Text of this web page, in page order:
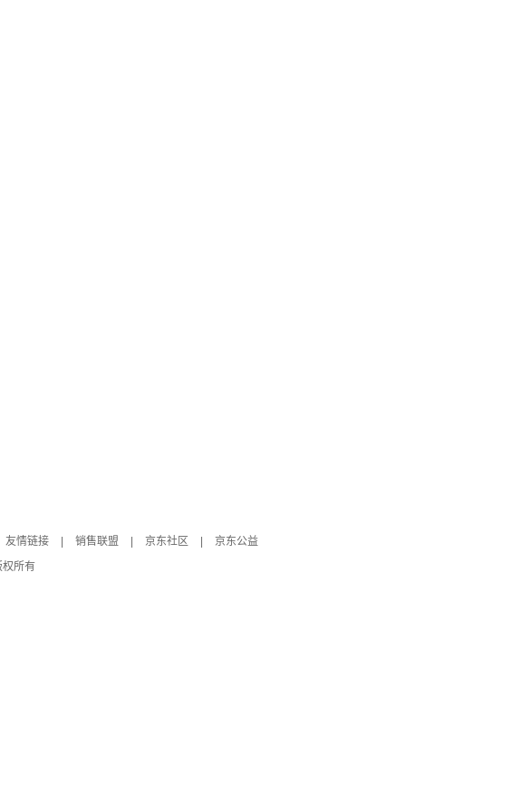
友情链接 销售联盟 京东社区
京东公益
权所有